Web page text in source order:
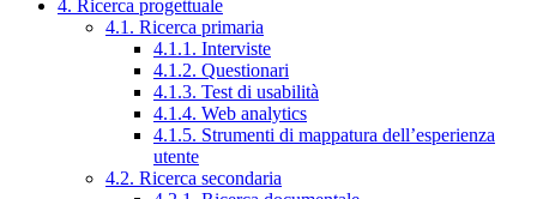
4. Ricerca progettuale
4.1. Ricerca primaria
4.1.1. Interviste
4.1.2. Questionari
4.1.3. Test di usabilità
4.1.4. Web analytics
4.1.5. Strumenti di mappatura dell’esperienza
utente
4.2. Ricerca secondaria